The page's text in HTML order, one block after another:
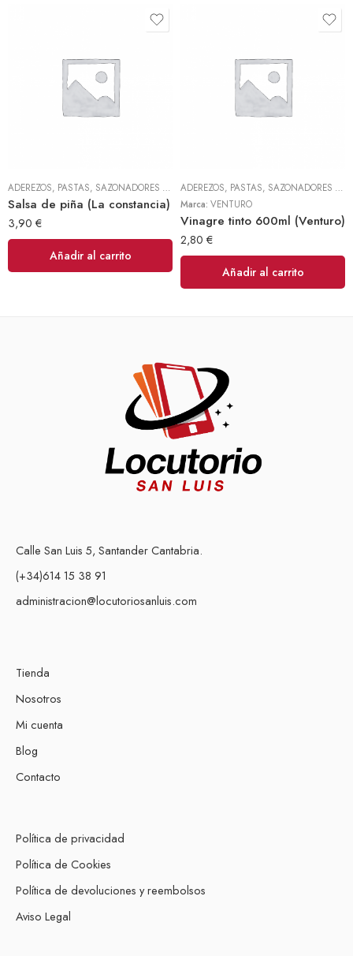
ADEREZOS, PASTAS, SAZONADORES Y CONDIMENTOS ,TODOS
Salsa de piña (La constancia)
3,90 €
Añadir al carrito
ADEREZOS, PASTAS, SAZONADORES Y CONDIMENTOS
Marca: VENTURO
Vinagre tinto 600ml (Venturo)
2,80 €
Añadir al carrito
Calle San Luis 5, Santander Cantabria.
(+34)614 15 38 91
administracion@locutoriosanluis.com
Tienda
Nosotros
Mi cuenta
Blog
Contacto
Política de privacidad
Política de Cookies
Política de devoluciones y reembolsos
Aviso Legal